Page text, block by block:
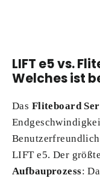
LIFT e5 vs.
Welches ist
Das Fliteboard
LIFT e5. Der
Aufbauprozess: